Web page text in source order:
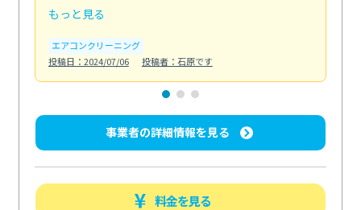
もっと見る
エアコンクリーニング
投稿日：2024/07/06
投稿者：石原です
事業者の詳細情報を見る
料金を見る